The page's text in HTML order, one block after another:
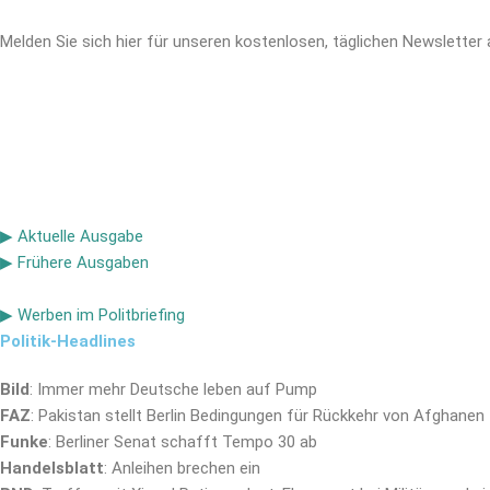
Melden Sie sich hier für unseren kostenlosen, täglichen Newsletter
▶ Aktuelle Ausgabe
▶ Frühere Ausgaben
▶ Werben im Politbriefing
Politik-Headlines
Bild: Immer mehr Deutsche leben auf Pump
FAZ: Pakistan stellt Berlin Bedingungen für Rückkehr von Afghanen
Funke: Berliner Senat schafft Tempo 30 ab
Handelsblatt: Anleihen brechen ein